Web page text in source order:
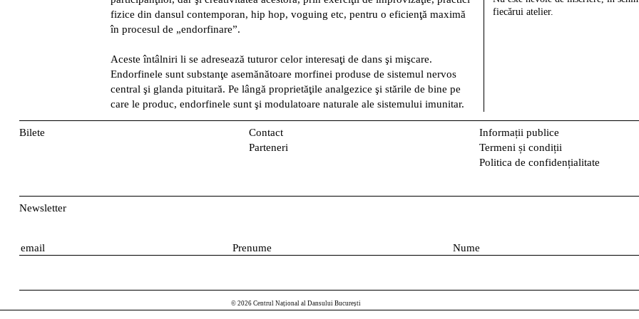
fizice din dansul contemporan, hip hop, voguing etc, pentru o eficienţă maximă
în procesul de „endorfinare”.
Aceste întâlniri li se adresează tuturor celor interesaţi de dans şi mişcare.
Endorfinele sunt substanţe asemănătoare morfinei produse de sistemul nervos
central şi glanda pituitară. Pe lângă proprietăţile analgezice şi stările de bine pe
care le produc, endorfinele sunt şi modulatoare naturale ale sistemului imunitar.
fiecărui atelier.
Bilete
Contact
Parteneri
Informații publice
Termeni și condiții
Politica de confidențialitate
Newsletter
E
i
l
P
n
u
N
e
© 2026 Centrul Național al Dansului București